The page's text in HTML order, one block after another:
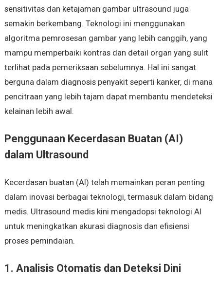
sensitivitas dan ketajaman gambar ultrasound juga
semakin berkembang. Teknologi ini menggunakan
algoritma pemrosesan gambar yang lebih canggih, yang
mampu memperbaiki kontras dan detail organ yang sulit
terlihat pada pemeriksaan sebelumnya. Hal ini sangat
berguna dalam diagnosis penyakit seperti kanker, di mana
pencitraan yang lebih tajam dapat membantu mendeteksi
kelainan lebih awal.
Penggunaan Kecerdasan Buatan (AI)
dalam Ultrasound
Kecerdasan buatan (AI) telah memainkan peran penting
dalam inovasi berbagai teknologi, termasuk dalam bidang
medis. Ultrasound medis kini mengadopsi teknologi AI
untuk meningkatkan akurasi diagnosis dan efisiensi
proses pemindaian.
1. Analisis Otomatis dan Deteksi Dini